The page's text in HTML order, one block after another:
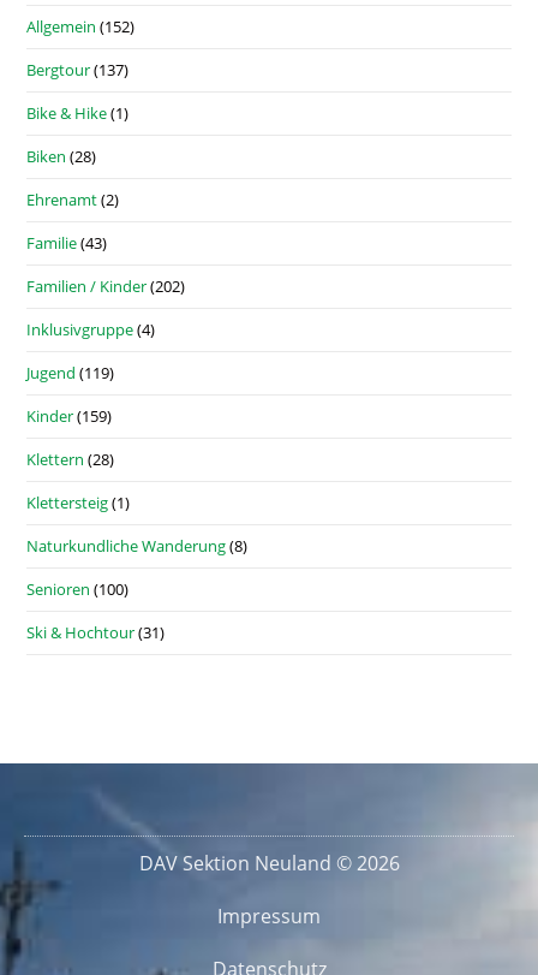
Allgemein (152)
Bergtour(137)
Bike & Hike(1)
Biken (28)
Ehrenamt(2)
Familie(43)
Familien / Kinder(202)
Inklusivgruppe(4)
Jugend (119)
Kinder(159)
Klettern (28)
Klettersteig(1)
Naturkundliche Wanderung(8)
Senioren (100)
Ski & Hochtour(31)
DAV Sektion Neuland © 2026
Impressum
Datenschutz